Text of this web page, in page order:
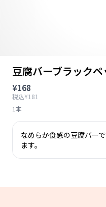
豆腐バーブラック
¥168
税込¥181
1本
なめらか食感の豆腐バー
ます。